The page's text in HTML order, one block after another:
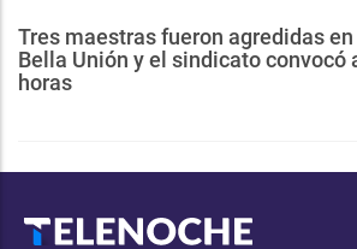
Tres maestras fueron agredidas
Bella Unión y el sindicato convocó
horas